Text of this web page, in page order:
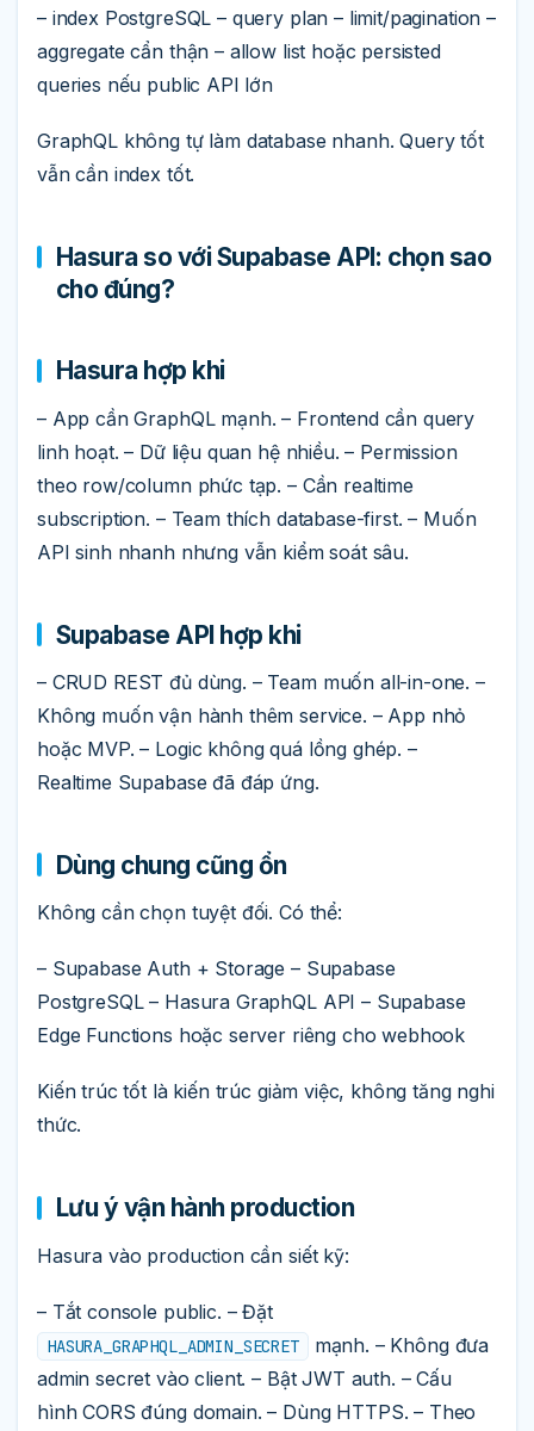
– index PostgreSQL – query plan – limit/pagination –
aggregate cẩn thận – allow list hoặc persisted
queries nếu public API lớn
GraphQL không tự làm database nhanh. Query tốt
vẫn cần index tốt.
Hasura so với Supabase API: chọn sao
cho đúng?
Hasura hợp khi
– App cần GraphQL mạnh. – Frontend cần query
linh hoạt. – Dữ liệu quan hệ nhiều. – Permission
theo row/column phức tạp. – Cần realtime
subscription. – Team thích database-first. – Muốn
API sinh nhanh nhưng vẫn kiểm soát sâu.
Supabase API hợp khi
– CRUD REST đủ dùng. – Team muốn all-in-one. –
Không muốn vận hành thêm service. – App nhỏ
hoặc MVP. – Logic không quá lồng ghép. –
Realtime Supabase đã đáp ứng.
Dùng chung cũng ổn
Không cần chọn tuyệt đối. Có thể:
– Supabase Auth + Storage – Supabase
PostgreSQL – Hasura GraphQL API – Supabase
Edge Functions hoặc server riêng cho webhook
Kiến trúc tốt là kiến trúc giảm việc, không tăng nghi
thức.
Lưu ý vận hành production
Hasura vào production cần siết kỹ:
– Tắt console public. – Đặt
HASURA_GRAPHQL_ADMIN_SECRET
mạnh. – Không đưa
admin secret vào client. – Bật JWT auth. – Cấu
hình CORS đúng domain. – Dùng HTTPS. – Theo